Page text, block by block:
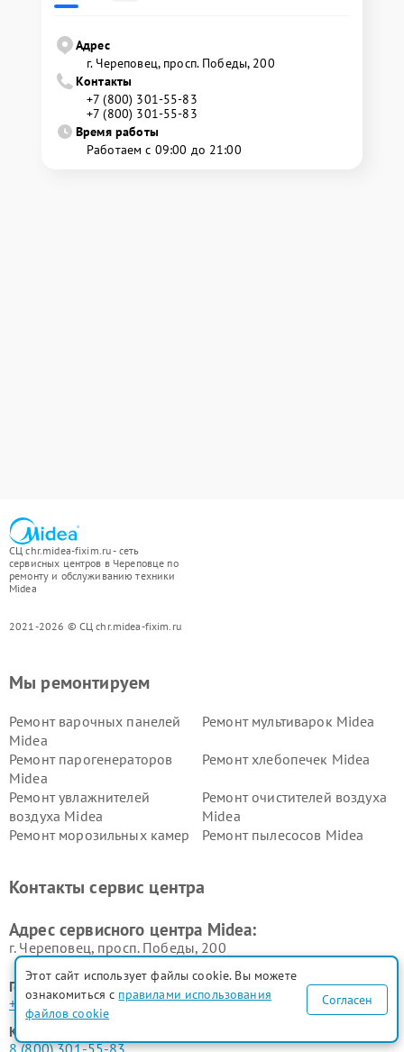
Адрес
г. Череповец, просп. Победы, 200
Контакты
+7 (800) 301-55-83
+7 (800) 301-55-83
Время работы
Работаем с 09:00 до 21:00
СЦ chr.midea-fixim.ru - сеть
сервисных центров в Череповце по
ремонту и обслуживанию техники
Midea
2021-2026 © СЦ chr.midea-fixim.ru
Мы ремонтируем
Ремонт варочных панелей
Midea
Ремонт мультиварок Midea
Ремонт парогенераторов
Midea
Ремонт хлебопечек Midea
Ремонт увлажнителей
воздуха Midea
Ремонт очистителей воздуха
Midea
Ремонт морозильных камер
Ремонт пылесосов Midea
пылесосов Midea
Midea
Контакты сервис центра
Адрес сервисного центра Midea:
г. Череповец, просп. Победы, 200
Горячая линия:
+7 (800) 301-55-83
Контактный телефон:
8 (800) 301-55-83
Этот сайт использует файлы cookie. Вы можете
ознакомиться с правилами использования
файлов cookie
Согласен